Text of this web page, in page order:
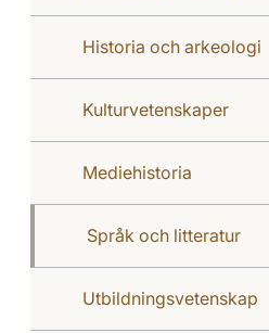
Historia och arkeologi
Kulturvetenskaper
Mediehistoria
Språk och litteratur
Utbildningsvetenskap